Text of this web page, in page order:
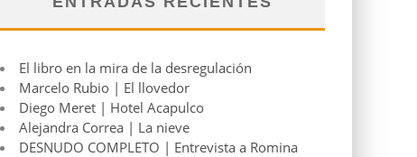
El libro en la mira de la desregulación
Marcelo Rubio | El llovedor
Diego Meret | Hotel Acapulco
Alejandra Correa | La nieve
DESNUDO COMPLETO | Entrevista a Romina